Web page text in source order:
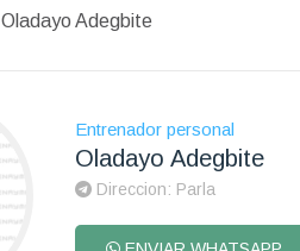
Oladayo Adegbite
Entrenador personal
Oladayo Adegbite
Direccion: Parla